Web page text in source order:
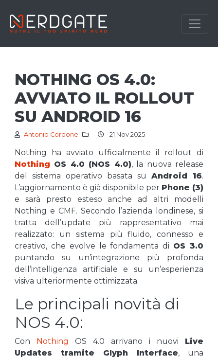
NOTHING OS 4.0:
AVVIATO IL ROLLOUT
SU ANDROID 16
Antonio Cordone 21 Nov 2025
Nothing ha avviato ufficialmente il rollout di
Nothing OS 4.0 (NOS 4.0), la nuova release
del sistema operativo basata su Android 16.
L’aggiornamento è già disponibile per Phone (3)
e sarà presto esteso anche ad altri modelli
Nothing e CMF. Secondo l’azienda londinese, si
tratta dell’update più rappresentativo mai
realizzato: un sistema più fluido, connesso e
creativo, che evolve le fondamenta di OS 3.0
puntando su un’integrazione più profonda
dell’intelligenza artificiale e su un’esperienza
visiva ulteriormente ottimizzata.
Le principali novità di
NOS 4.0:
Con Nothing OS 4.0 arrivano i nuovi Live
Updates tramite Glyph Interface, una